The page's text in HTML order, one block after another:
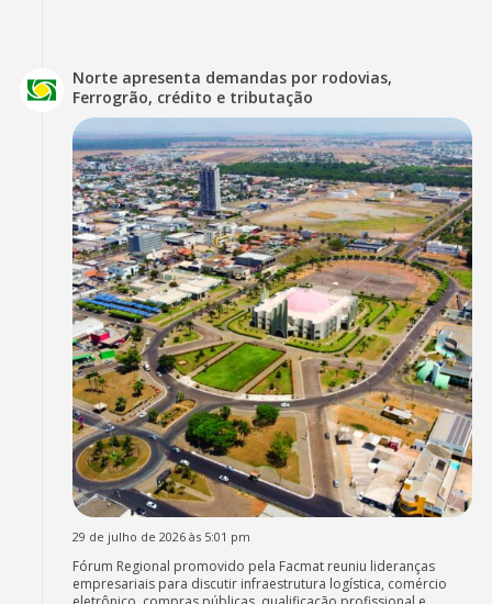
Norte apresenta demandas por rodovias,
Ferrogrão, crédito e tributação
29 de julho de 2026 às 5:01 pm
Fórum Regional promovido pela Facmat reuniu lideranças
empresariais para discutir infraestrutura logística, comércio